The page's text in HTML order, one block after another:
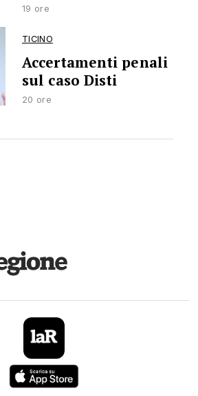
19 ore
TICINO
Accertamenti penali
sul caso Disti
20 ore